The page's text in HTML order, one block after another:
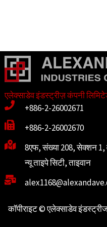
एलेक्साडेव इंडस्ट्रीज़ कंपनी
+886-2-26002671
+886-2-26002670
8एफ, संख्या 208, सेक्शन 1,
न्यू ताइपे सिटी, ताइवान
कॉपीराइट © एलेक्साडेव